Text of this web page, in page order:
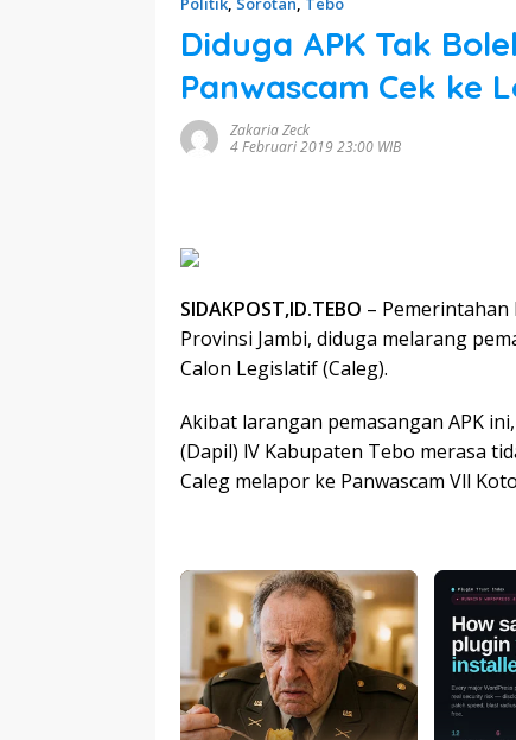
Diduga APK Tak
Panwascam Cek ke
Zakaria Zeck
4 Februari 2019 23:00 WIB
SIDAKPOST,ID.TEBO – Pemerintahan
Provinsi Jambi, diduga melarang
Calon Legislatif (Caleg).
Akibat larangan pemasangan APK
(Dapil) lV Kabupaten Tebo merasa
Caleg melapor ke Panwascam Vll